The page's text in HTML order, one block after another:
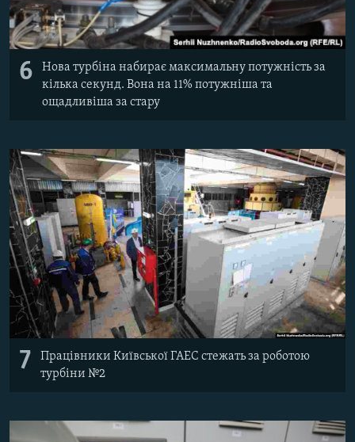
6
Нова турбіна набирає максимальну потужність за
кілька секунд. Вона на 11% потужніша та
ощадливіша за стару
7
Працівники Київської ГАЕС стежать за роботою
турбіни №2